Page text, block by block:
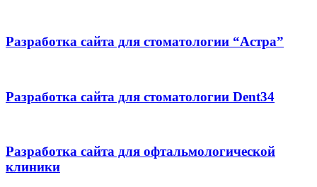
Разработка сайта для стоматологии “Астра”
Разработка сайта для стоматологии Dent34
Разработка сайта для офтальмологической
клиники